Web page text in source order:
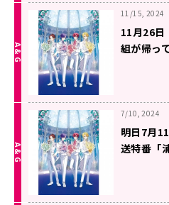
11/15, 2024
11月26日
組が帰っ
7/10, 2024
明日7月
送特番「